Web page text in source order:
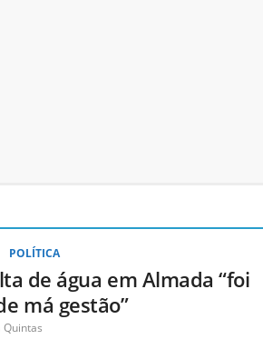
POLÍTICA
de água em Almada “foi
má gestão”
Quintas